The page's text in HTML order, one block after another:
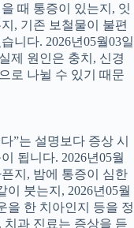
때 통증이 있는지, 잇
, 기존 보철물이 불편
니다. 2026년05월03일
제 원인은 충치, 신경
로 나뉠 수 있기 때문
”는 설명보다 증상 시
됩니다. 2026년05월
지, 밤에 통증이 심한
붓는지, 2026년05월
을 한 치아인지 등을 정
과 진료는 증상을 듣